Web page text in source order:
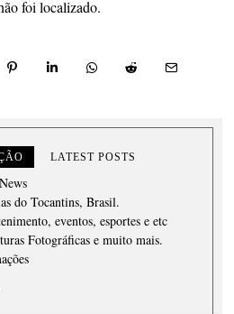
foi localizado.
LATEST POSTS
do Tocantins, Brasil.
eventos, esportes e etc
Fotográficas e muito mais.